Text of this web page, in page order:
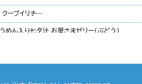
クーブイリチ―
めん入り七夕汁 お星さまゼリー（ぶどう）
ピリ辛焼き いんげんののり和え さいころ汁